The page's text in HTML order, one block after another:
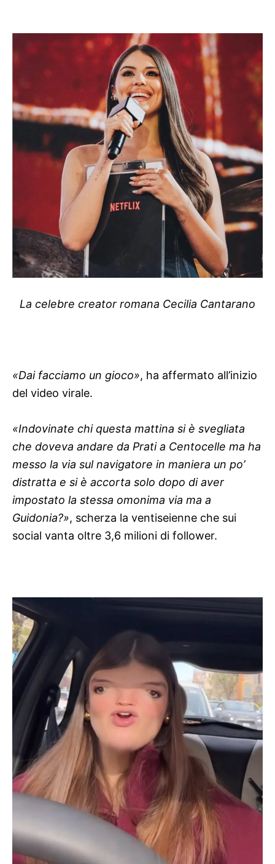
La celebre creator romana Cecilia Cantarano
«Dai facciamo un gioco», ha affermato all’inizio
del video virale.
«Indovinate chi questa mattina si è svegliata
che doveva andare da Prati a Centocelle ma ha
messo la via sul navigatore in maniera un po’
distratta e si è accorta solo dopo di aver
impostato la stessa omonima via ma a
Guidonia?», scherza la ventiseienne che sui
social vanta oltre 3,6 milioni di follower.